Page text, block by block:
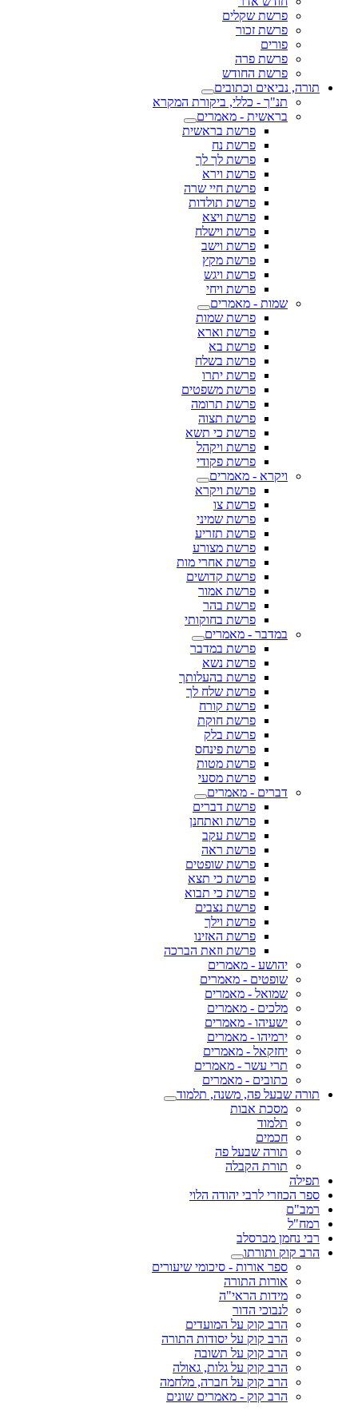
פרשת שקלים
פרשת זכור
פורים
פרשת פרה
פרשת החודש
תורה, נביאים וכתובים
תנ"ך - כללי, ביקורת המקרא
בראשית - מאמרים
פרשת בראשית
פרשת נח
פרשת לך לך
פרשת וירא
פרשת חיי שרה
פרשת תולדות
פרשת ויצא
פרשת וישלח
פרשת וישב
פרשת מקץ
פרשת ויגש
פרשת ויחי
שמות - מאמרים
פרשת שמות
פרשת וארא
פרשת בא
פרשת בשלח
פרשת יתרו
פרשת משפטים
פרשת תרומה
פרשת תצוה
פרשת כי תשא
פרשת ויקהל
פרשת פקודי
ויקרא - מאמרים
פרשת ויקרא
פרשת צו
פרשת שמיני
פרשת תזריע
פרשת מצורע
פרשת אחרי מות
פרשת קדושים
פרשת אמור
פרשת בהר
פרשת בחוקותי
במדבר - מאמרים
פרשת במדבר
פרשת נשא
פרשת בהעלותך
פרשת שלח לך
פרשת קורח
פרשת חוקת
פרשת בלק
פרשת פינחס
פרשת מטות
פרשת מסעי
דברים - מאמרים
פרשת דברים
פרשת ואתחנן
פרשת עקב
פרשת ראה
פרשת שופטים
פרשת כי תצא
פרשת כי תבוא
פרשת נצבים
פרשת וילך
פרשת האזינו
פרשת וזאת הברכה
יהושע - מאמרים
שופטים - מאמרים
שמואל - מאמרים
מלכים - מאמרים
ישעיהו - מאמרים
ירמיהו - מאמרים
יחזקאל - מאמרים
תרי עשר - מאמרים
כתובים - מאמרים
תורה שבעל פה, משנה, תלמוד
מסכת אבות
תלמוד
חכמים
תורה שבעל פה
תורת הקבלה
תפילה
ספר הכוזרי לרבי יהודה הלוי
רמב"ם
רמח"ל
רבי נחמן מברסלב
הרב קוק ותורתו
ספר אורות - סיכומי שיעורים
אורות התורה
מידות הראי"ה
לנבוכי הדור
הרב קוק על המועדים
הרב קוק על יסודות התורה
הרב קוק על תשובה
הרב קוק על גלות, גאולה
הרב קוק על חברה, מלחמה
הרב קוק - מאמרים שונים